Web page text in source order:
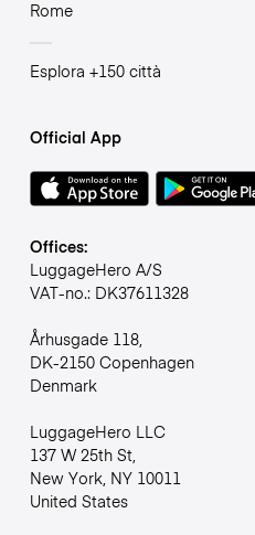
Rome
Esplora +150 città
Official App
Offices:
LuggageHero A/S
VAT-no.: DK37611328
Århusgade 118,
DK-2150 Copenhagen
Denmark
LuggageHero LLC
137 W 25th St,
New York, NY 10011
United States